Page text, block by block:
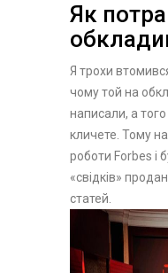
​Як
Я трохи
чому той на
написали, а
кличете. Тому
роботи Forbes і
«свідків»
статей.